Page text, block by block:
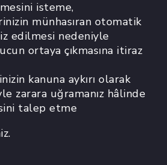
isteme,
münhasıran otomatik
edilmesi nedeniyle
ortaya çıkmasına itiraz
kanuna aykırı olarak
zarara uğramanız hâlinde
talep etme